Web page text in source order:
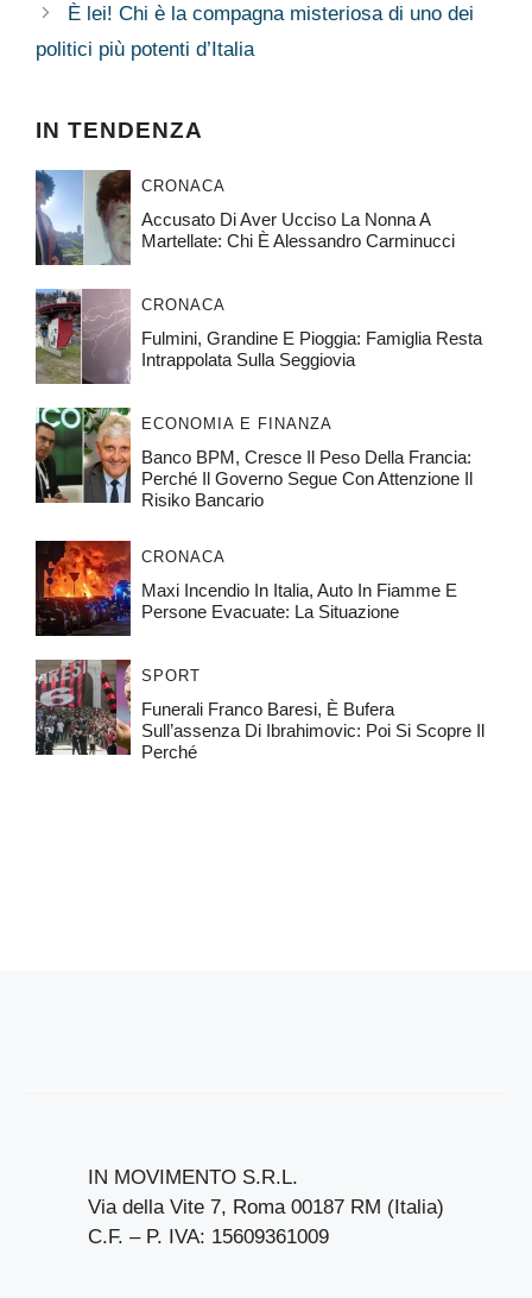
È lei! Chi è la compagna misteriosa di uno dei
politici più potenti d’Italia
IN TENDENZA
CRONACA
Accusato Di Aver Ucciso La Nonna A
Martellate: Chi È Alessandro Carminucci
CRONACA
Fulmini, Grandine E Pioggia: Famiglia Resta
Intrappolata Sulla Seggiovia
ECONOMIA E FINANZA
Banco BPM, Cresce Il Peso Della Francia:
Perché Il Governo Segue Con Attenzione Il
Risiko Bancario
CRONACA
Maxi Incendio In Italia, Auto In Fiamme E
Persone Evacuate: La Situazione
SPORT
Funerali Franco Baresi, È Bufera
Sull’assenza Di Ibrahimovic: Poi Si Scopre Il
Perché
IN MOVIMENTO S.R.L.
Via della Vite 7, Roma 00187 RM (Italia)
C.F. – P. IVA: 15609361009